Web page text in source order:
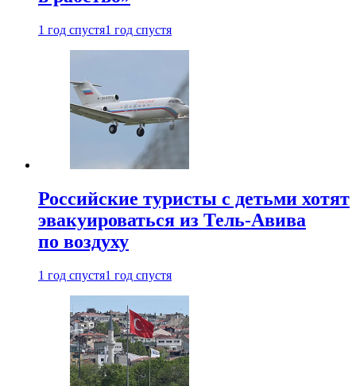
1 год спустя1 год спустя
Российские туристы с детьми хотят
эвакуироваться из Тель-Авива
по воздуху
1 год спустя1 год спустя